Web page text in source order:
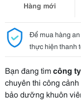
Hàng mới
Để mua hàng
thực hiện thanh
Bạn đang tìmcông
chuyên thi công
bảo dưỡng khuôn